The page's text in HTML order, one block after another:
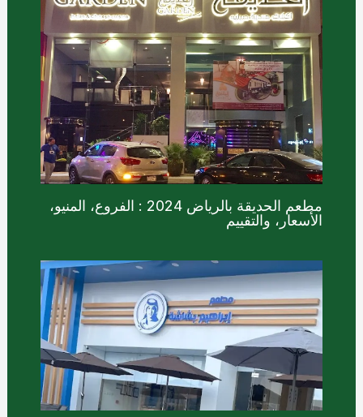
مطعم الحديقة بالرياض 2024 : الفروع، المنيو،
الأسعار، والتقييم